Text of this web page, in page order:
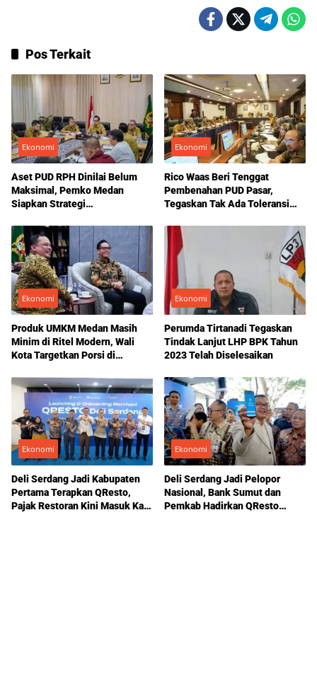
Pos Terkait
Ekonomi
Aset PUD RPH Dinilai Belum
Maksimal, Pemko Medan
Siapkan Strategi
Ekonomi
Rico Waas Beri Tenggat
Pembenahan PUD Pasar,
Tegaskan Tak Ada Toleransi
Ekonomi
Produk UMKM Medan Masih
Minim di Ritel Modern, Wali
Kota Targetkan Porsi di
Persen
Ekonomi
Perumda Tirtanadi Tegaskan
Tindak Lanjut LHP BPK Tahun
2023 Telah Diselesaikan
Ekonomi
Deli Serdang Jadi Kabupaten
Pertama Terapkan QResto,
Pajak Restoran Kini Masuk Kas
Ekonomi
Deli Serdang Jadi Pelopor
Nasional, Bank Sumut dan
Pemkab Hadirkan QResto